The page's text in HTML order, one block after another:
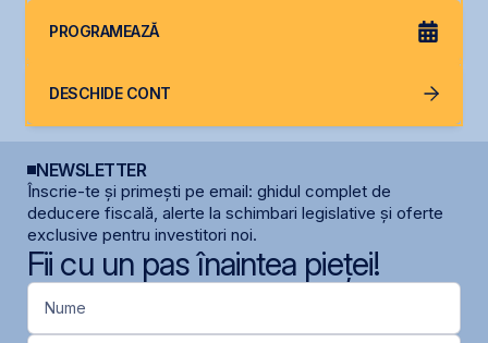
PROGRAMEAZĂ
DESCHIDE CONT
NEWSLETTER
Înscrie-te și primești pe email: ghidul complet de
deducere fiscală, alerte la schimbari legislative și oferte
exclusive pentru investitori noi.
Fii cu un pas înaintea pieței!
Nume